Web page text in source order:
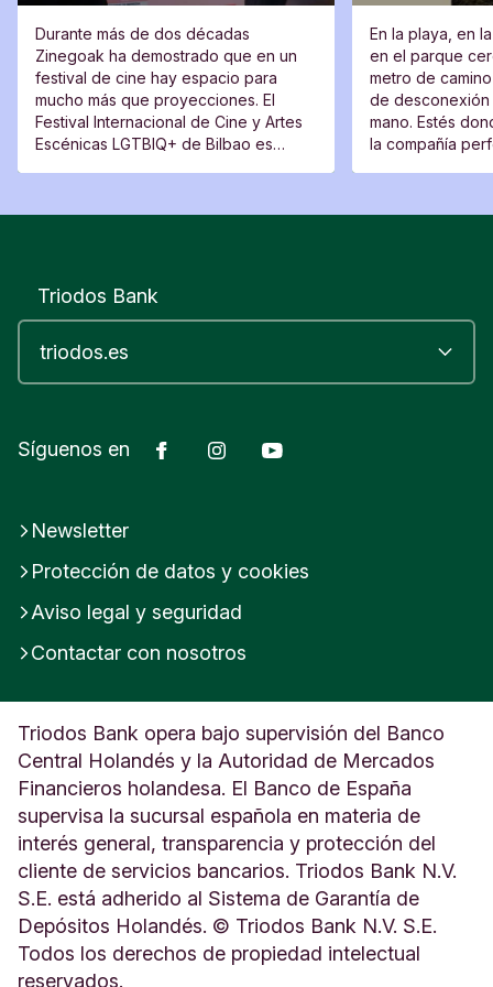
Durante más de dos décadas
Zinegoak ha demostrado que en un
festival de cine hay espacio para
mucho más que proyecciones. El
Festival Internacional de Cine y Artes
Escénicas LGTBIQ+ de Bilbao es
En la playa, en
en el parque
metro de
de
mano. Estés
la compañía
Triodos Bank
Síguenos en FacebookInstagram
Newsletter
Protección de datos y cookies
Aviso legal y seguridad
Contactar con nosotros
Triodos Bank opera bajo supervisión del Banco
Central Holandés y la Autoridad de Mercados
Financieros holandesa. El Banco de España
supervisa la sucursal española en materia de
interés general, transparencia y protección del
cliente de servicios bancarios. Triodos Bank N.V.
S.E. está adherido al Sistema de Garantía de
Depósitos Holandés. © Triodos Bank N.V. S.E.
Todos los derechos de propiedad intelectual
reservados.